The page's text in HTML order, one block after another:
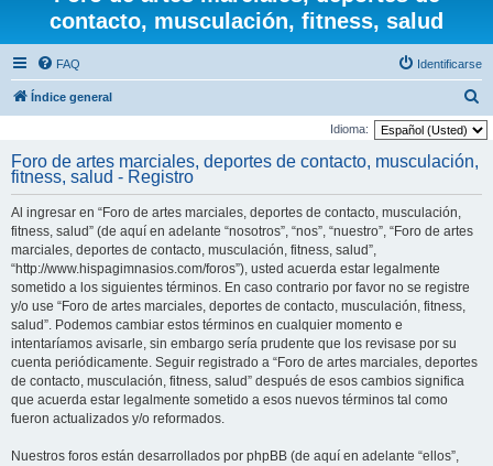
contacto, musculación, fitness, salud
FAQ Identificarse
Índice general
u
Idioma:
Foro de artes marciales, deportes de contacto, musculación,
fitness, salud - Registro
Al ingresar en “Foro de artes marciales, deportes de contacto, musculación,
fitness, salud” (de aquí en adelante “nosotros”, “nos”, “nuestro”, “Foro de artes
marciales, deportes de contacto, musculación, fitness, salud”,
“http://www.hispagimnasios.com/foros”), usted acuerda estar legalmente
sometido a los siguientes términos. En caso contrario por favor no se registre
y/o use “Foro de artes marciales, deportes de contacto, musculación, fitness,
salud”. Podemos cambiar estos términos en cualquier momento e
intentaríamos avisarle, sin embargo sería prudente que los revisase por su
cuenta periódicamente. Seguir registrado a “Foro de artes marciales, deportes
de contacto, musculación, fitness, salud” después de esos cambios significa
que acuerda estar legalmente sometido a esos nuevos términos tal como
fueron actualizados y/o reformados.
Nuestros foros están desarrollados por phpBB (de aquí en adelante “ellos”,